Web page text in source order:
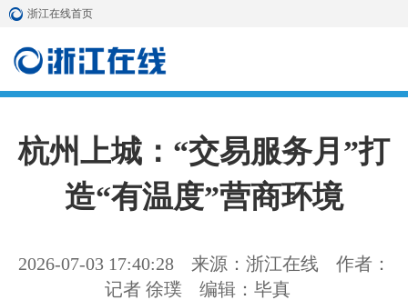
浙江在线首页
杭州上城：“交易服务月”打
造“有温度”营商环境
2026-07-03 17:40:28 来源：浙江在线
作者：
记者 徐璞
编辑：毕真